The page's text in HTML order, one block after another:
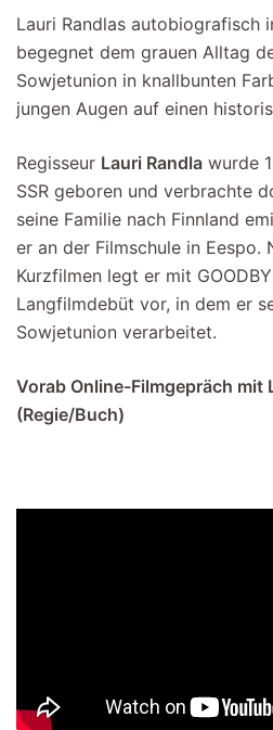
Lauri Randlas autobiografisch
begegnet dem grauen Alltag
Sowjetunion in knallbunten
jungen Augen auf einen
Regisseur Lauri Randla wurde
SSR geboren und verbrachte
seine Familie nach Finnland
er an der Filmschule in Eespo.
Kurzfilmen legt er mit
Langfilmdebüt vor, in dem er
Sowjetunion verarbeitet.
Vorab Online-Filmgepräch mit
(Regie/Buch)